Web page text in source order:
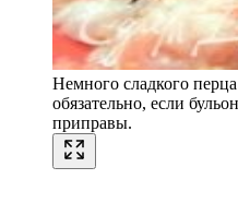
Немного сладкого
обязательно, если
приправы.